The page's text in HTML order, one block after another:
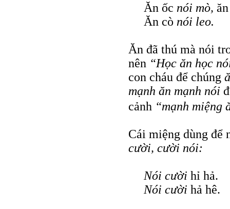
Ăn ốc nói mò,
Ăn cò nói leo.
Ăn đã thú mà nói
nên “Học ăn học
con cháu để chúng
mạnh ăn mạnh nói
cảnh “mạnh miệng
Cái miệng dùng để
cười, cười nói:
Nói cười hỉ hả.
Nói cười hả hê.